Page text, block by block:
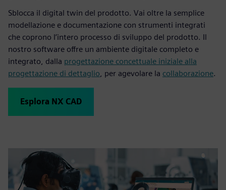
Sblocca il digital twin del prodotto. Vai oltre la semplice
modellazione e documentazione con strumenti integrati
che coprono l’intero processo di sviluppo del prodotto. Il
nostro software offre un ambiente digitale completo e
integrato, dalla progettazione concettuale iniziale alla
progettazione di dettaglio , per agevolare la collaborazione.
Esplora NX CAD